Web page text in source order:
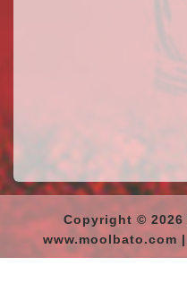
Copyright ©
www.moolbato.com